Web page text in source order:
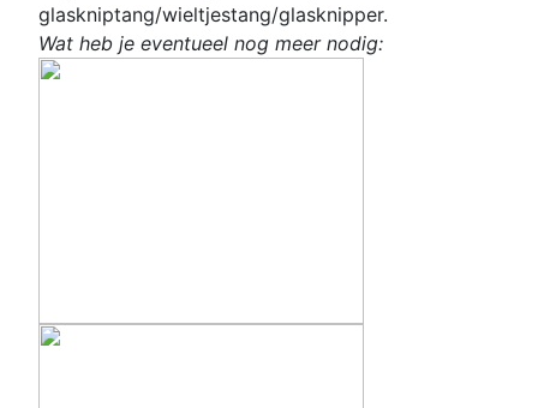
glaskniptang/wieltjestang/glasknipper.
Wat heb je eventueel nog meer nodig: